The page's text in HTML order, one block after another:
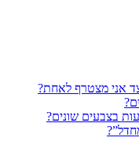
אני מצטרף לאחת?
בצבעים שונים?